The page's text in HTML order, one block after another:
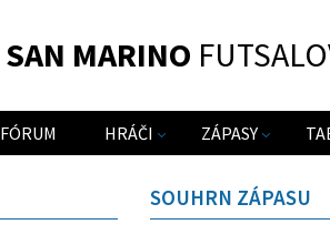
SAN MARINO
FÓRUM HRÁČI ZÁPASY
SOUHRN ZÁPASU